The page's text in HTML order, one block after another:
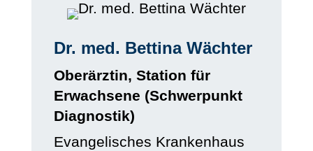
Dr. med. Bettina Wächter
Oberärztin, Station für
Erwachsene (Schwerpunkt
Diagnostik)
Evangelisches Krankenhaus